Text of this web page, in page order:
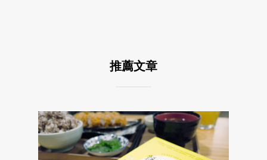
推薦文章